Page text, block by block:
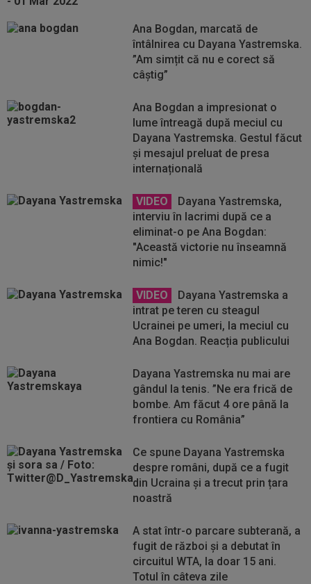
Ana Bogdan, marcată de
întâlnirea cu Dayana Yastremska.
”Am simțit că nu e corect să
câștig”
Ana Bogdan a impresionat o
lume întreagă după meciul cu
Dayana Yastremska. Gestul făcut
și mesajul preluat de presa
internațională
VIDEO
Dayana Yastremska,
interviu în lacrimi după ce a
eliminat-o pe Ana Bogdan:
"Această victorie nu înseamnă
nimic!"
VIDEO
Dayana Yastremska a
intrat pe teren cu steagul
Ucrainei pe umeri, la meciul cu
Ana Bogdan. Reacția publicului
Dayana Yastremska nu mai are
gândul la tenis. ”Ne era frică de
bombe. Am făcut 4 ore până la
frontiera cu România”
Ce spune Dayana Yastremska
despre români, după ce a fugit
din Ucraina și a trecut prin țara
noastră
A stat într-o parcare subterană, a
fugit de război și a debutat în
circuitul WTA, la doar 15 ani.
Totul în câteva zile